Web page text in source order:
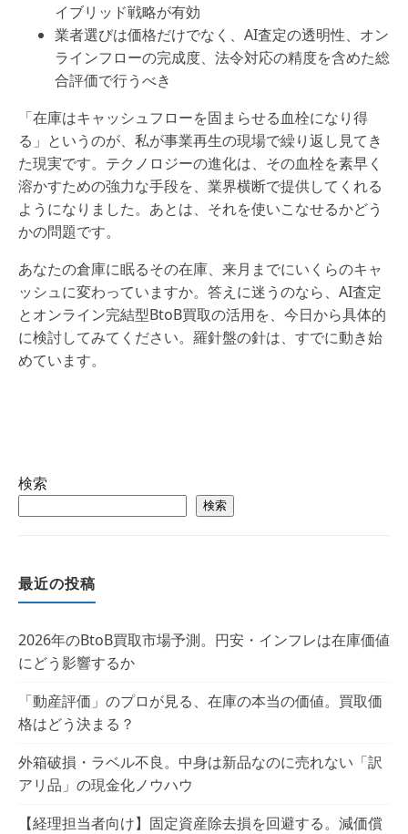
イブリッド戦略が有効
業者選びは価格だけでなく、AI査定の透明性、オン
ラインフローの完成度、法令対応の精度を含めた総
合評価で行うべき
「在庫はキャッシュフローを固まらせる血栓になり得
る」というのが、私が事業再生の現場で繰り返し見てき
た現実です。テクノロジーの進化は、その血栓を素早く
溶かすための強力な手段を、業界横断で提供してくれる
ようになりました。あとは、それを使いこなせるかどう
かの問題です。
あなたの倉庫に眠るその在庫、来月までにいくらのキャ
ッシュに変わっていますか。答えに迷うのなら、AI査定
とオンライン完結型BtoB買取の活用を、今日から具体的
に検討してみてください。羅針盤の針は、すでに動き始
めています。
検索
検索
最近の投稿
2026年のBtoB買取市場予測。円安・インフレは在庫価値
にどう影響するか
「動産評価」のプロが見る、在庫の本当の価値。買取価
格はどう決まる？
外箱破損・ラベル不良。中身は新品なのに売れない「訳
アリ品」の現金化ノウハウ
【経理担当者向け】固定資産除去損を回避する。減価償